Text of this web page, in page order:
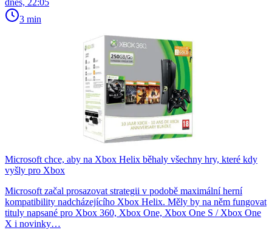
dnes, 22:05
3 min
Microsoft chce, aby na Xbox Helix běhaly všechny hry, které kdy
vyšly pro Xbox
Microsoft začal prosazovat strategii v podobě maximální herní
kompatibility nadcházejícího Xbox Helix. Měly by na něm fungovat
tituly napsané pro Xbox 360, Xbox One, Xbox One S / Xbox One
X i novinky…